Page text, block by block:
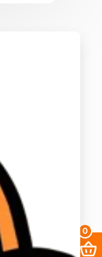
в ближайшее
Магазин
доступа,
для
аккаунты
0